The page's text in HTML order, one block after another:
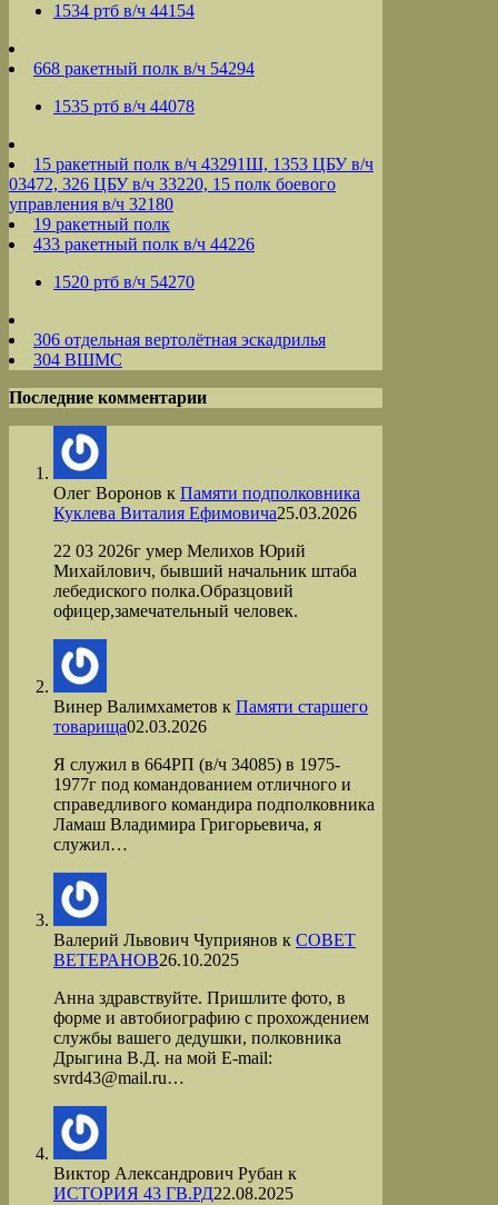
1534 ртб в/ч 44154
668 ракетный полк в/ч 54294
1535 ртб в/ч 44078
15 ракетный полк в/ч 43291Ш, 1353 ЦБУ в/ч
03472, 326 ЦБУ в/ч 33220, 15 полк боевого
управления в/ч 32180
19 ракетный полк
433 ракетный полк в/ч 44226
1520 ртб в/ч 54270
306 отдельная вертолётная эскадрилья
304 ВШМС
Последние комментарии
Олег Воронов к Памяти подполковника
Куклева Виталия Ефимовича25.03.2026
22 03 2026г умер Мелихов Юрий
Михайлович, бывший начальник штаба
лебедиского полка.Образцовий
офицер,замечательный человек.
Винер Валимхаметов к Памяти старшего
товарища02.03.2026
Я служил в 664РП (в/ч 34085) в 1975-
1977г под командованием отличного и
справедливого командира подполковника
Ламаш Владимира Григорьевича, я
служил…
Валерий Львович Чуприянов к СОВЕТ
ВЕТЕРАНОВ26.10.2025
Анна здравствуйте. Пришлите фото, в
форме и автобиографию с прохождением
службы вашего дедушки, полковника
Дрыгина В.Д. на мой Е-mail:
svrd43@mail.ru…
Виктор Александрович Рубан к
ИСТОРИЯ 43 ГВ.РД22.08.2025